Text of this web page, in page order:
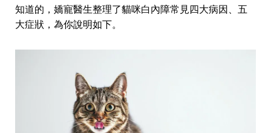
知道的，嬌寵醫生整理了貓咪白內障常見四大病因、五
大症狀，為你說明如下。